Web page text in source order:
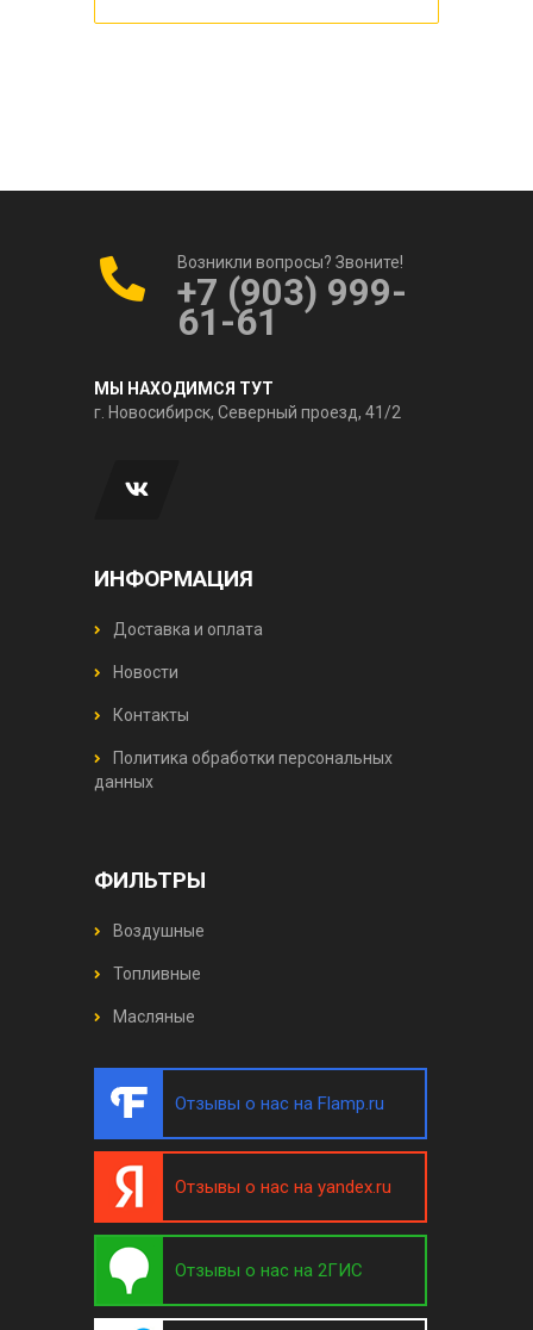
Возникли вопросы? Звоните!
+7 (903) 999-
61-61
МЫ НАХОДИМСЯ ТУТ
г. Новосибирск, Северный проезд, 41/2
ИНФОРМАЦИЯ
Доставка и оплата
Новости
Контакты
Политика обработки персональных
данных
ФИЛЬТРЫ
Воздушные
Топливные
Масляные
Отзывы о нас на Flamp.ru
Отзывы о нас на yandex.ru
Отзывы о нас на 2ГИС